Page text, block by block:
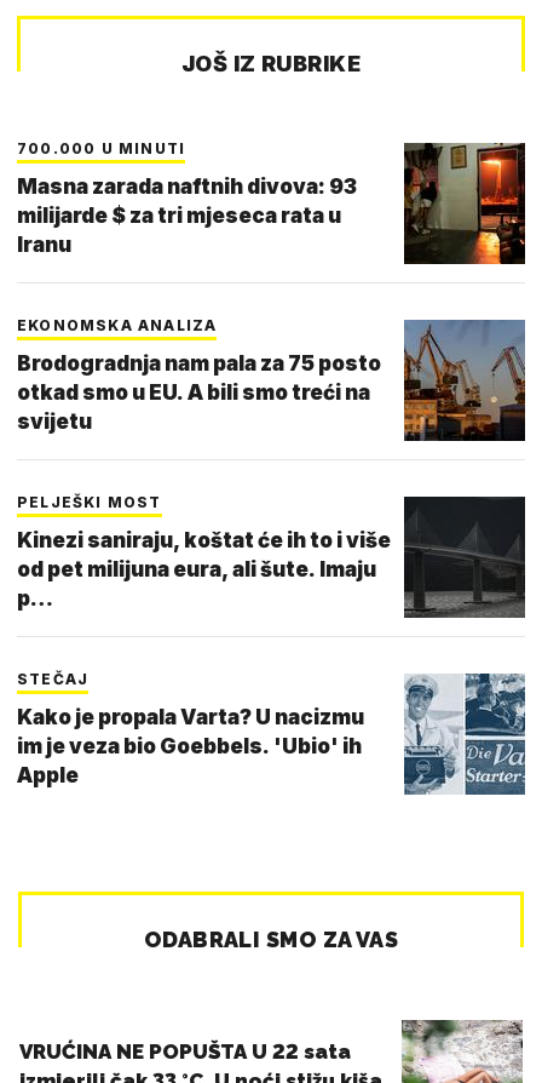
JOŠ IZ RUBRIKE
700.000 U MINUTI
Masna zarada naftnih divova: 93
milijarde $ za tri mjeseca rata u
Iranu
EKONOMSKA ANALIZA
Brodogradnja nam pala za 75 posto
otkad smo u EU. A bili smo treći na
svijetu
PELJEŠKI MOST
Kinezi saniraju, koštat će ih to i više
od pet milijuna eura, ali šute. Imaju
p…
STEČAJ
Kako je propala Varta? U nacizmu
im je veza bio Goebbels. 'Ubio' ih
Apple